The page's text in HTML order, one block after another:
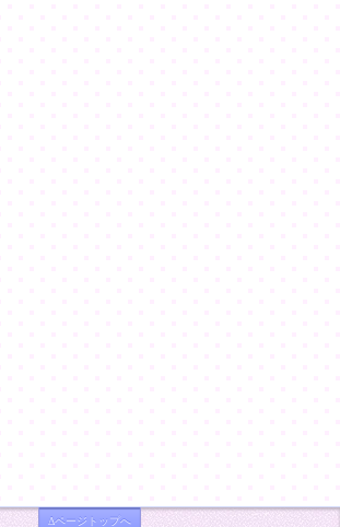
Δページトップへ